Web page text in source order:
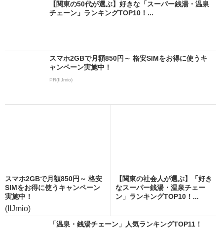
【関東の50代が選ぶ】好きな「スーパー銭湯・温泉
チェーン」ランキングTOP10！...
スマホ2GBで月額850円～ 格安SIMをお得に使うキ
ャンペーン実施中！
PR(IIJmio)
スマホ2GBで月額850円～ 格安
SIMをお得に使うキャンペーン
実施中！
(IIJmio)
【関東の社会人が選ぶ】「好き
なスーパー銭湯・温泉チェー
ン」ランキングTOP10！...
「温泉・銭湯チェーン」人気ランキングTOP11！